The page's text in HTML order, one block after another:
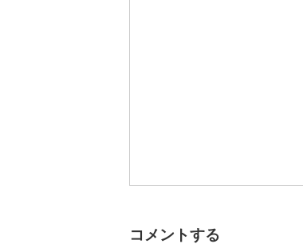
コメントする